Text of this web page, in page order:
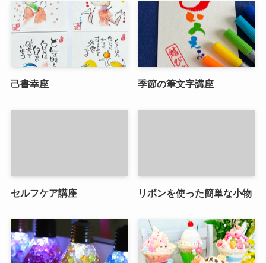
己書幸座 季節の筆文字講座
セルフケア講座 リボンを使った簡単な小物